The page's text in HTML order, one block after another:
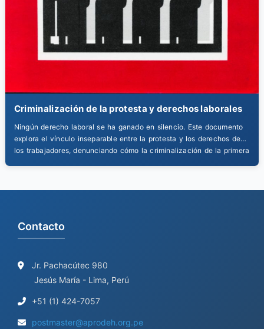
Criminalización de la protesta y derechos laborales
Ningún derecho laboral se ha ganado en silencio. Este documento
explora el vínculo inseparable entre la protesta y los derechos de
los trabajadores, denunciando cómo la criminalización de la primera
Contacto
Jr. Pachacútec 980
Jesús María - Lima, Perú
+51 (1) 424-7057
postmaster@aprodeh.org.pe